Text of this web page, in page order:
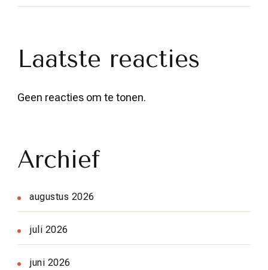
Laatste reacties
Geen reacties om te tonen.
Archief
augustus 2026
juli 2026
juni 2026